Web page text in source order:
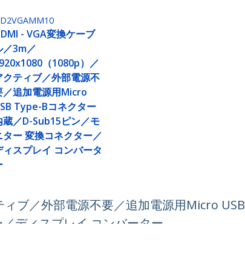
- VGA変換ケーブ
／3m／
（1080p）／
クティブ／外部電源不
／追加電源用Micro
Type-Bコネクター
蔵／D-Sub15ピン／モ
ター 変換コネクター／
ィスプレイ コンバータ
ブ／外部電源不要／追加電源用Micro USB
ディスプレイ コンバーター